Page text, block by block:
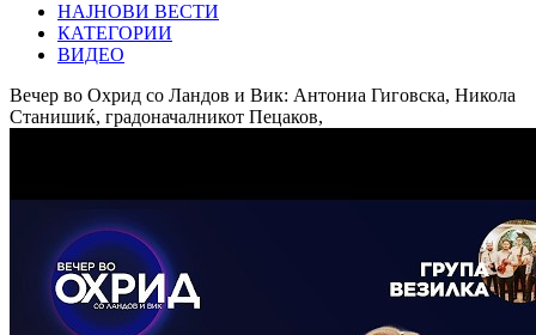
НАЈНОВИ ВЕСТИ
КАТЕГОРИИ
ВИДЕО
Вечер во Охрид со Ландов и Вик: Антониа Гиговска, Никола
Станишиќ, градоначалникот Пецаков,